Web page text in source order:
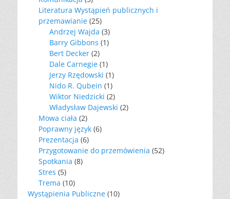
Literatura Wystąpień publicznych i
przemawianie (25)
Andrzej Wajda (3)
Barry Gibbons (1)
Bert Decker (2)
Dale Carnegie (1)
Jerzy Rzędowski (1)
Nido R. Qubein (1)
Wiktor Niedzicki (2)
Władysław Dajewski (2)
Mowa ciała (2)
Poprawny język (6)
Prezentacja (6)
Przygotowanie do przemówienia (52)
Spotkania (8)
Stres (5)
Trema (10)
Wystąpienia Publiczne (10)